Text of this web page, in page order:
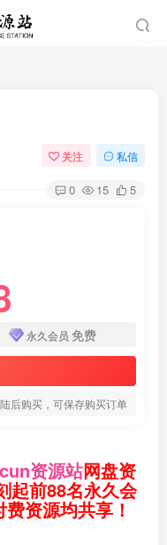
关注 私信
0 15 5
永久会员 免费
后购买，可保存购买订单
资源站网盘资
起前88名永久会
资源均共享！